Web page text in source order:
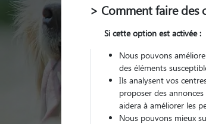
Lac> Comment faire des
Si cette option est activée :
Nous pouvons
des éléments
Ils analysent vos
proposer des
aidera à améliorer les
Nous pouvons mieux